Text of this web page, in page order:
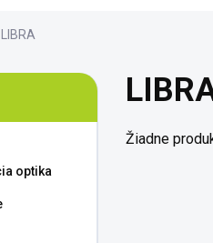
LIBRA
optika
Žiadne